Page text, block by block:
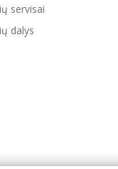
servisai
dalys